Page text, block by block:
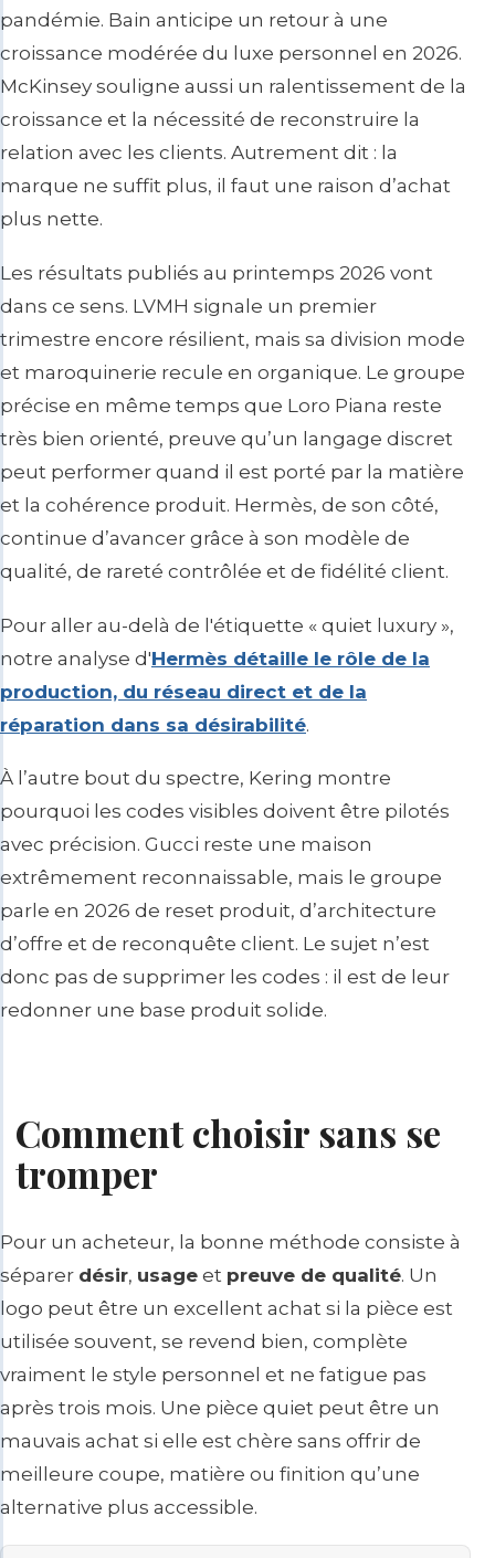
pandémie. Bain anticipe un retour à une
croissance modérée du luxe personnel en 2026.
McKinsey souligne aussi un ralentissement de la
croissance et la nécessité de reconstruire la
relation avec les clients. Autrement dit : la
marque ne suffit plus, il faut une raison d’achat
plus nette.
Les résultats publiés au printemps 2026 vont
dans ce sens. LVMH signale un premier
trimestre encore résilient, mais sa division mode
et maroquinerie recule en organique. Le groupe
précise en même temps que Loro Piana reste
très bien orienté, preuve qu’un langage discret
peut performer quand il est porté par la matière
et la cohérence produit. Hermès, de son côté,
continue d’avancer grâce à son modèle de
qualité, de rareté contrôlée et de fidélité client.
Pour aller au-delà de l'étiquette « quiet luxury »,
notre analyse d'Hermès détaille le rôle de la
production, du réseau direct et de la
réparation dans sa désirabilité.
À l’autre bout du spectre, Kering montre
pourquoi les codes visibles doivent être pilotés
avec précision. Gucci reste une maison
extrêmement reconnaissable, mais le groupe
parle en 2026 de reset produit, d’architecture
d’offre et de reconquête client. Le sujet n’est
donc pas de supprimer les codes : il est de leur
redonner une base produit solide.
Comment choisir sans se
tromper
Pour un acheteur, la bonne méthode consiste à
séparer désir, usage et preuve de qualité. Un
logo peut être un excellent achat si la pièce est
utilisée souvent, se revend bien, complète
vraiment le style personnel et ne fatigue pas
après trois mois. Une pièce quiet peut être un
mauvais achat si elle est chère sans offrir de
meilleure coupe, matière ou finition qu’une
alternative plus accessible.